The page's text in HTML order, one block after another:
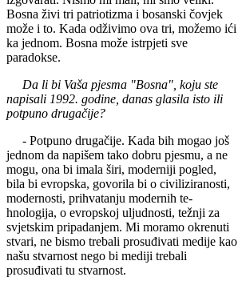
Bosna živi tri patri­otizma i bosanski čovjek
može i to. Kada odživimo ova tri, možemo ići
ka je­dnom. Bosna može istrpjeti sve
paradokse.
Da li bi Vaša pjesma "Bosna", koju ste
napi­sali 1992. godine, danas glasila isto ili
potpuno drugačije?
- Potpuno drugačije. Kada bih mogao još
je­dnom da napišem tako dobru pjesmu, a ne
mogu, ona bi imala širi, moder­niji pogled,
bila bi evro­pska, govorila bi o civiliziranosti,
modernosti, prihvatanju modernih te­
hnologija, o evropskoj uljudnosti, težnji za
svje­tskim pripadanjem. Mi moramo okrenuti
stvari, ne bismo trebali pro­suđivati medije kao
našu stvarnost nego bi mediji trebali
prosuđivati tu stvarnost.